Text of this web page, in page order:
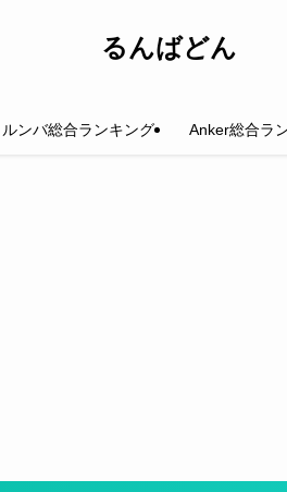
るんばどん
ルンバ総合ランキング Anker総合ラ